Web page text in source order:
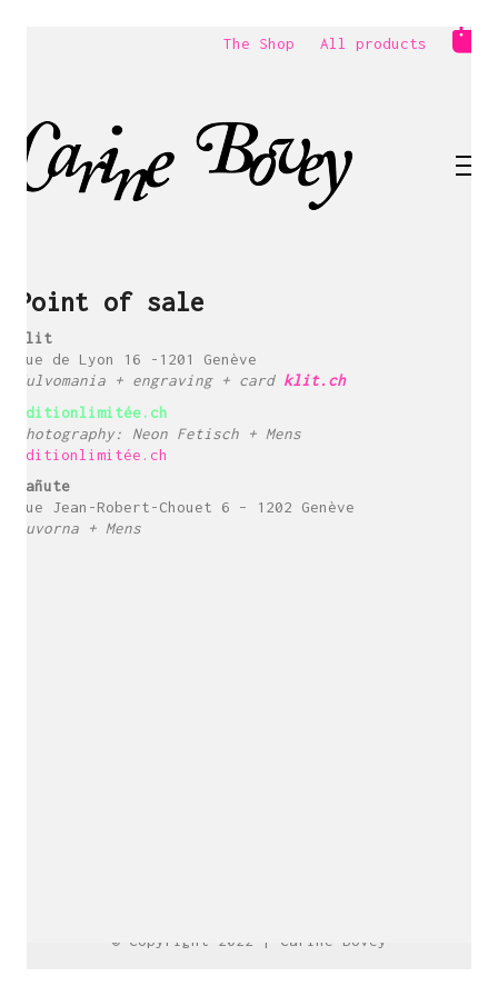
The Shop All products
Point of sale
Klit
Rue de Lyon 16 -1201 Genève
Vulvomania + engraving + card klit.ch
éditionlimitée.ch
Photography: Neon Fetisch + Mens
éditionlimitée.ch
Rañute
Rue Jean-Robert-Chouet 6 – 1202 Genève
Vuvorna + Mens
© Copyright 2022 | Carine Bovey